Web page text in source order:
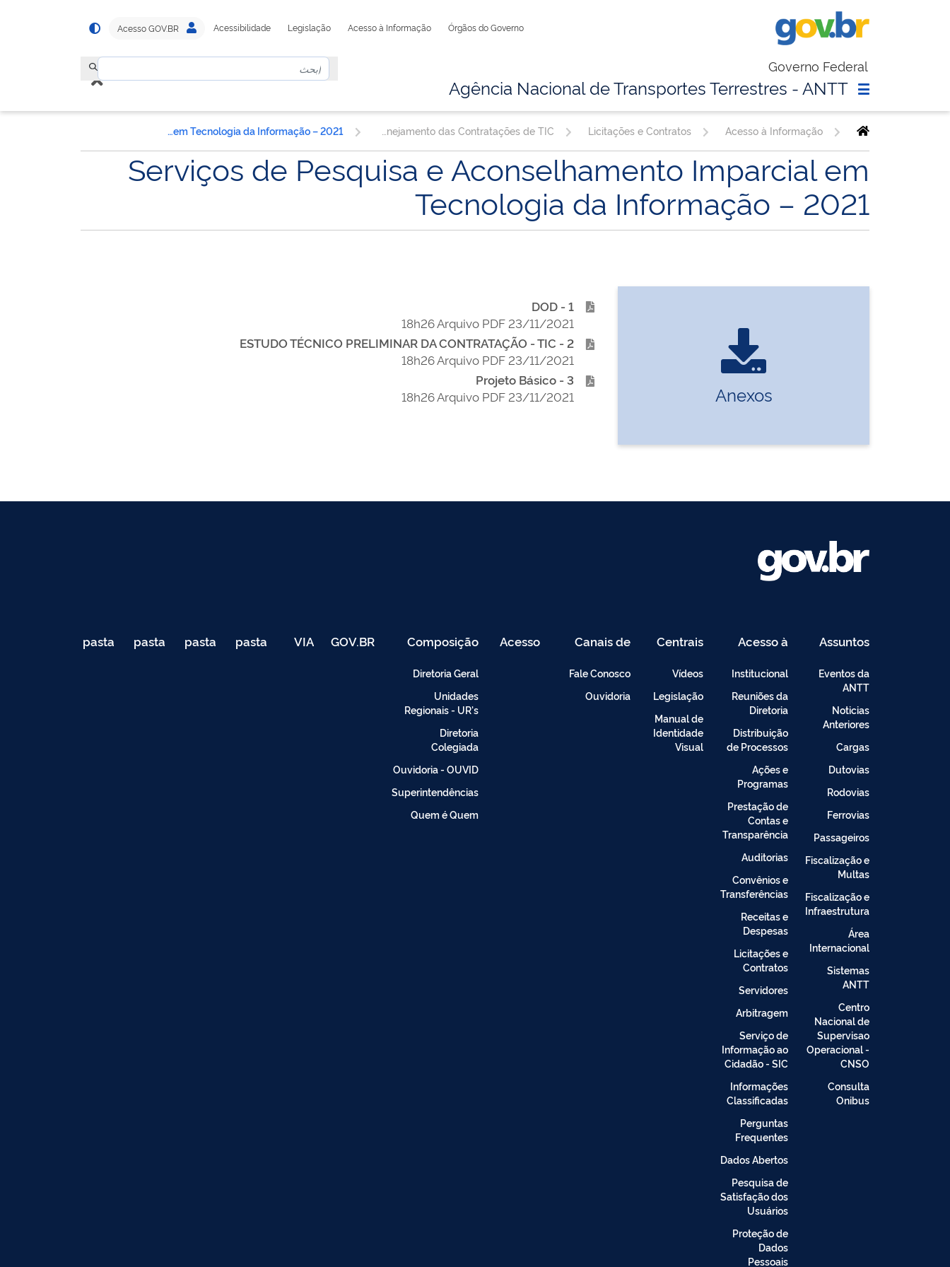
Órgãos do Governo
Acesso à Informação
Legislação
Acessibilidade
Acesso GOV.BR
Governo Federal
Agência Nacional de Transportes Terrestres - ANTT
Acesso à Informação
Licitações e Contratos
Serviços de Pesquisa e Aconselhamento Imparcial em Tecnologia da Informação – 2021
Serviços de Pesquisa e Aconselhamento Imparcial em
Tecnologia da Informação – 2021
Anexos
1 - DOD
23/11/2021 18h26 Arquivo PDF
2 - ESTUDO TÉCNICO PRELIMINAR DA CONTRATAÇÃO - TIC
23/11/2021 18h26 Arquivo PDF
3 - Projeto Básico
23/11/2021 18h26 Arquivo PDF
Assuntos
Eventos da
ANTT
Noticias
Anteriores
Cargas
Dutovias
Rodovias
Ferrovias
Passageiros
Fiscalização e
Multas
Fiscalização e
Infraestrutura
Área
Internacional
Sistemas
ANTT
Centro
Nacional de
Supervisao
Operacional -
CNSO
Consulta
Onibus
Acesso à
Institucional
Reuniões da
Diretoria
Distribuição
de Processos
Ações e
Programas
Prestação de
Contas e
Transparência
Auditorias
Convênios e
Transferências
Receitas e
Despesas
Licitações e
Contratos
Servidores
Arbitragem
Serviço de
Informação ao
Cidadão - SIC
Informações
Classificadas
Perguntas
Frequentes
Dados Abertos
Pesquisa de
Satisfação dos
Usuários
Proteção de
Dados
Pessoais
Centrais
Vídeos
Legislação
Manual de
Identidade
Visual
Canais de
Fale Conosco
Ouvidoria
Acesso
Composição
Diretoria Geral
Unidades
Regionais - UR's
Diretoria
Colegiada
Ouvidoria - OUVID
Superintendências
Quem é Quem
GOV.BR
VIA
pasta
pasta
pasta
pasta